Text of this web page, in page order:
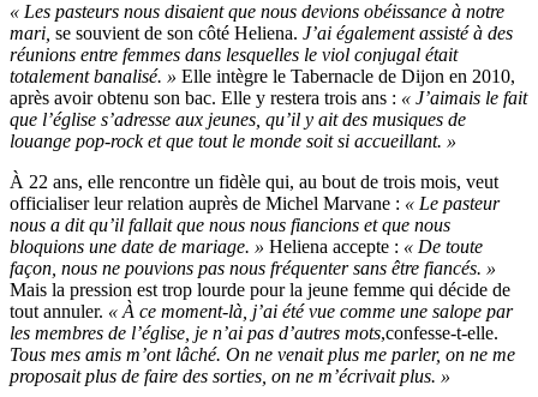
« Les pasteurs nous disaient que nous devions obéissance à notre
mari, se souvient de son côté Heliena. J’ai également assisté à des
réunions entre femmes dans lesquelles le viol conjugal était
totalement banalisé. » Elle intègre le Tabernacle de Dijon en 2010,
après avoir obtenu son bac. Elle y restera trois ans : « J’aimais le fait
que l’église s’adresse aux jeunes, qu’il y ait des musiques de
louange pop-rock et que tout le monde soit si accueillant. »
À 22 ans, elle rencontre un fidèle qui, au bout de trois mois, veut
officialiser leur relation auprès de Michel Marvane : « Le pasteur
nous a dit qu’il fallait que nous nous fiancions et que nous
bloquions une date de mariage. » Heliena accepte : « De toute
façon, nous ne pouvions pas nous fréquenter sans être fiancés. »
Mais la pression est trop lourde pour la jeune femme qui décide de
tout annuler. « À ce moment-là, j’ai été vue comme une salope par
les membres de l’église, je n’ai pas d’autres mots,confesse-t-elle.
Tous mes amis m’ont lâché. On ne venait plus me parler, on ne me
proposait plus de faire des sorties, on ne m’écrivait plus. »